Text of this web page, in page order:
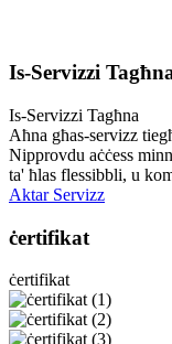
Is-Servizzi
Is-Servizzi Tagħna
Aħna għas-servizz
Nipprovdu aċċess
ta' ħlas flessibbli, u
Aktar Servizz
ċertifikat
ċertifikat